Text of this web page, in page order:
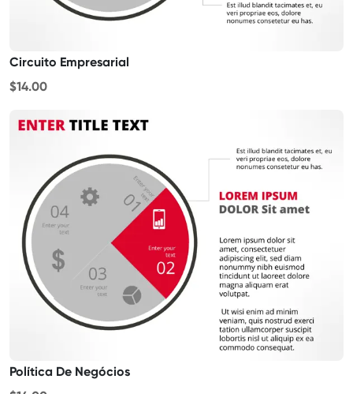
Circuito Empresarial
$14.00
Política De Negócios